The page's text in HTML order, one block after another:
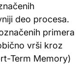
deo procesa.
primera
vrši kroz
Term Memory)